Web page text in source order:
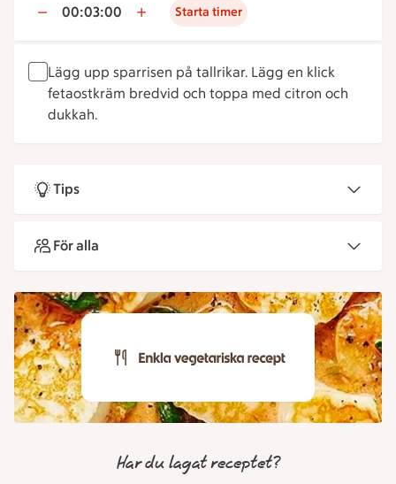
00:03:00 Starta timer
Lägg upp sparrisen på tallrikar. Lägg en klick
fetaostkräm bredvid och toppa med citron och
dukkah.
Tips
För alla
Har du lagat receptet?